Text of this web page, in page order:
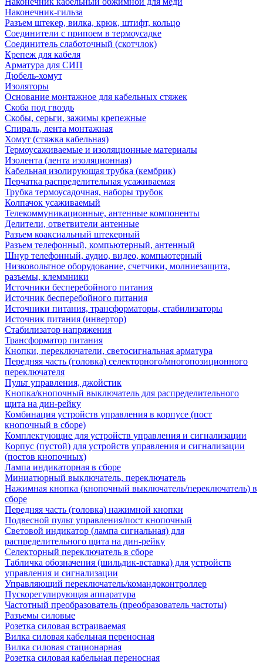
Наконечник-гильза
Разъем штекер, вилка, крюк, штифт, кольцо
Соединители с припоем в термоусадке
Соединитель слаботочный (скотчлок)
Крепеж для кабеля
Арматура для СИП
Дюбель-хомут
Изоляторы
Основание монтажное для кабельных стяжек
Скоба под гвоздь
Скобы, серьги, зажимы крепежные
Спираль, лента монтажная
Хомут (стяжка кабельная)
Термоусаживаемые и изоляционные материалы
Изолента (лента изоляционная)
Кабельная изолирующая трубка (кембрик)
Перчатка распределительная усаживаемая
Трубка термоусадочная, наборы трубок
Колпачок усаживаемый
Телекоммуникационные, антенные компоненты
Делители, ответвители антенные
Разъем коаксиальный штекерный
Разъем телефонный, компьютерный, антенный
Шнур телефонный, аудио, видео, компьютерный
Низковольтное оборудование, счетчики, молниезащита,
разъемы, клеммники
Источники бесперебойного питания
Источник бесперебойного питания
Источники питания, трансформаторы, стабилизаторы
Источник питания (инвертор)
Стабилизатор напряжения
Трансформатор питания
Кнопки, переключатели, светосигнальная арматура
Передняя часть (головка) селекторного/многопозиционного
переключателя
Пульт управления, джойстик
Кнопка/кнопочный выключатель для распределительного
щита на дин-рейку
Комбинация устройств управления в корпусе (пост
кнопочный в сборе)
Комплектующие для устройств управления и сигнализации
Корпус (пустой) для устройств управления и сигнализации
(постов кнопочных)
Лампа индикаторная в сборе
Миниатюрный выключатель, переключатель
Нажимная кнопка (кнопочный выключатель/переключатель) в
сборе
Передняя часть (головка) нажимной кнопки
Подвесной пульт управления/пост кнопочный
Световой индикатор (лампа сигнальная) для
распределительного щита на дин-рейку
Селекторный переключатель в сборе
Табличка обозначения (шильдик-вставка) для устройств
управления и сигнализации
Управляющий переключатель/командоконтроллер
Пускорегулирующая аппаратура
Частотный преобразователь (преобразователь частоты)
Разъемы силовые
Розетка силовая встраиваемая
Вилка силовая кабельная переносная
Вилка силовая стационарная
Розетка силовая кабельная переносная